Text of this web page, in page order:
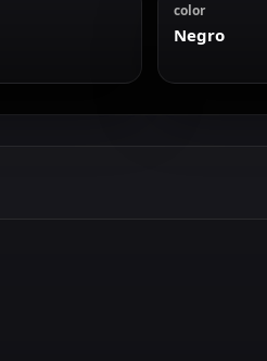
color
Negro